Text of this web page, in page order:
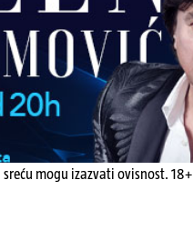
sreću mogu izazvati ovisnost. 18+